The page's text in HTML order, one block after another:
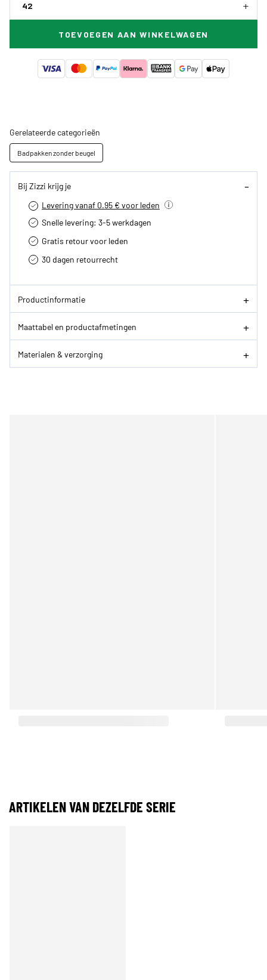
42
TOEVOEGEN AAN WINKELWAGEN
Gerelateerde categorieën
Badpakken zonder beugel
Bij Zizzi krijg je
Levering vanaf 0.95 € voor leden
Snelle levering: 3-5 werkdagen
Gratis retour voor leden
30 dagen retourrecht­
Productinformatie
Maattabel en productafmetingen
Materialen & verzorging
ARTIKELEN VAN DEZELFDE SERIE